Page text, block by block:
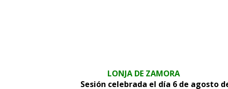
LONJA DE ZAMORA
Sesión celebrada el día 6 de agosto